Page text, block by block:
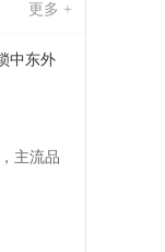
更多 +
中东外
主流品